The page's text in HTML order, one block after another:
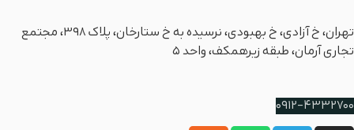
تهران، خ آزادی، خ بهبودی، نرسیده به خ ستارخان، پلاک ۳۹۸، مجتمع
تجاری آرمان، طبقه زیرهمکف، واحد 5
0912-4332700